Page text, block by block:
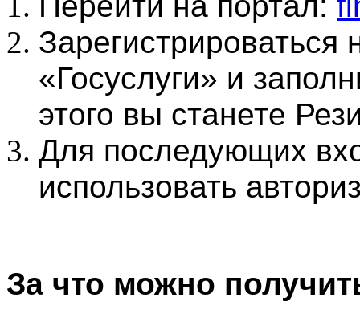
Зарегистрироваться
«Госуслуги» и
этого вы станете
Для последующих
использовать
За что можно